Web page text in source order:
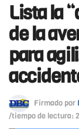
Lista la
de la
para
Firmado por
/tiempo de lectura: